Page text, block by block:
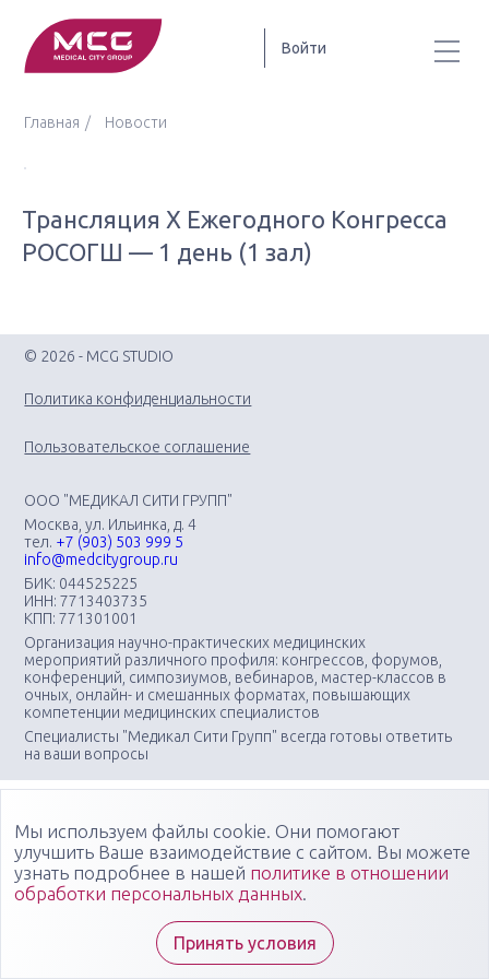
Войти
Главная Новости
Трансляция X Ежегодного Конгресса
РОСОГШ — 1 день (1 зал)
© 2026 - MCG STUDIO
Политика конфиденциальности
Пользовательское соглашение
ООО "МЕДИКАЛ СИТИ ГРУПП"
Москва, ул. Ильинка, д. 4
тел. +7 (903) 503 999 5
info@medcitygroup.ru
БИК: 044525225
ИНН: 7713403735
КПП: 771301001
Организация научно-практических медицинских
мероприятий различного профиля: конгрессов, форумов,
конференций, симпозиумов, вебинаров, мастер-классов в
очных, онлайн- и смешанных форматах, повышающих
компетенции медицинских специалистов
Специалисты "Медикал Сити Групп" всегда готовы ответить
на ваши вопросы
Мы используем файлы cookie. Они помогают
улучшить Ваше взаимодействие с сайтом. Вы можете
узнать подробнее в нашей политике в отношении
обработки персональных данных.
Принять условия